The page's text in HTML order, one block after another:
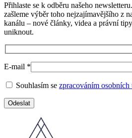
Přihlaste se k odběru našeho
zašleme výběr toho nejzajímavějšího z
kanálu – nové články, videa a právní
uniknout.
E-mail *
Souhlasím se zpracováním osobních